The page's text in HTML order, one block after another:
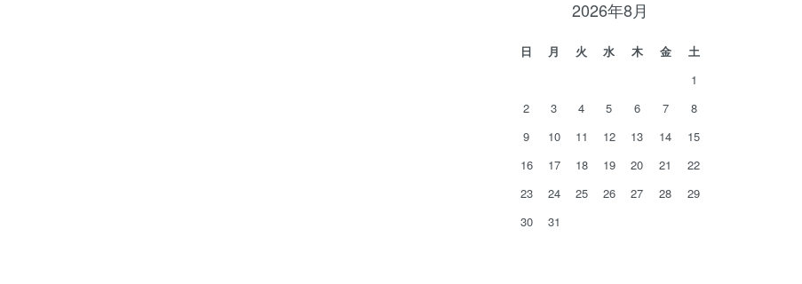
2026年8月
日 月 火 水 木 金
土
1
2
3 4 5 6 7
8
9
10 11 12 13 14
15
16
17 18 19 20 21
22
23
24 25 26 27 28
29
30
31